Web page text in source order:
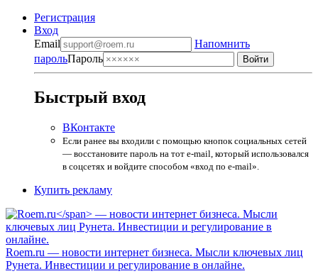
Регистрация
Вход
Email
Напомнить
парольПароль
Быстрый вход
ВКонтакте
Если ранее вы входили с помощью кнопок социальных сетей
— восстановите пароль на тот e-mail, который использовался
в соцсетях и войдите способом «вход по e-mail».
Купить рекламу
Roem.ru — новости интернет бизнеса. Мысли ключевых лиц
Рунета. Инвестиции и регулирование в онлайне.